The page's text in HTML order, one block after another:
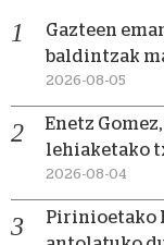
Gazteen
baldintzak
2026-08-05
Enetz
lehiaketako
2026-08-04
Pirinioetako